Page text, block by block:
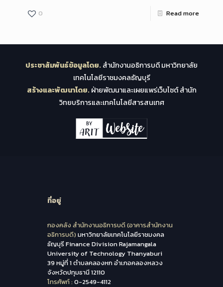
0 Read more
ประชาสัมพันธ์ข้อมูลโดย. สำนักงานอธิการบดี มหาวิทยาลัย
เทคโนโลยีราชมงคลธัญบุรี
สร้างและพัฒนาโดย. ฝ่ายพัฒนาและเผยแพร่เว็บไซต์ สำนัก
วิทยบริการและเทคโนโลยีสารสนเทศ
ที่อยู่
กองคลัง สำนักงานอธิการบดี (อาคารสำนักงาน
อธิการบดี) มหาวิทยาลัยเทคโนโลยีราชมงคล
ธัญบุรี Finance Division Rajamangala
University of Technology Thanyaburi
39 หมู่ที่ 1 ตำบลคลองหก อำเภอคลองหลวง
จังหวัดปทุมธานี 12110
โทรศัพท์ : 0-2549-4112